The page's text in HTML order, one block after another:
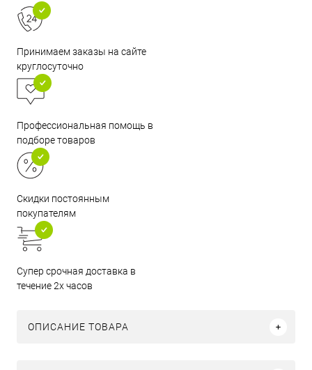
Принимаем заказы на сайте
круглосуточно
Профессиональная помощь в
подборе товаров
Скидки постоянным
покупателям
Супер срочная доставка в
течение 2х часов
ОПИСАНИЕ ТОВАРА